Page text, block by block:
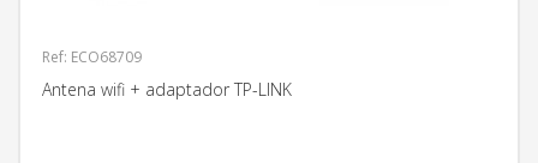
Ref: ECO68709
Antena wifi + adaptador TP-LINK